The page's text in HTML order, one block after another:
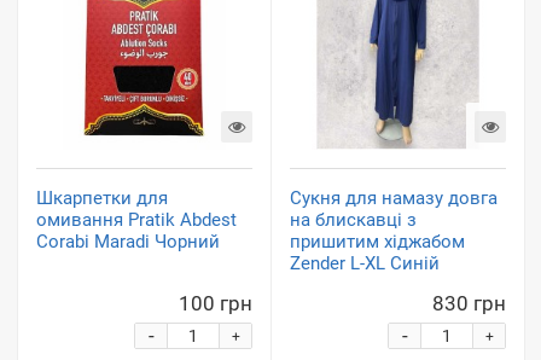
Шкарпетки для
омивання Pratik Abdest
Corabi Maradi Чорний
100 грн
+
-
Сукня для намазу довга
на блискавці з
пришитим хіджабом
Zender L-XL Синій
830 грн
+
-